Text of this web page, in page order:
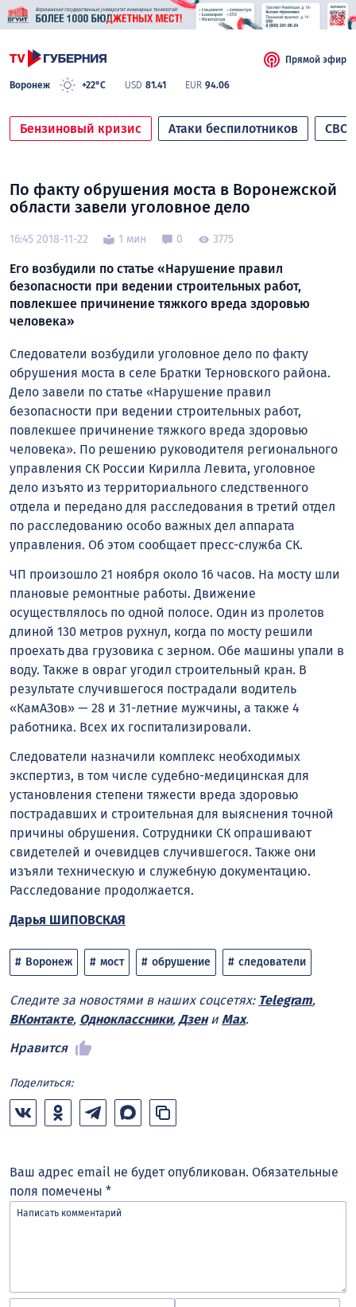
Воронеж +22°C USD 81.41 EUR 94.06
Прямой эфир
Бензиновый кризис Атаки беспилотников СВО
По факту обрушения моста в Воронежской
области завели уголовное дело
16:45 2018-11-22 1 мин 0 3775
Его возбудили по статье «Нарушение правил
безопасности при ведении строительных работ,
повлекшее причинение тяжкого вреда здоровью
человека»
Следователи возбудили уголовное дело по факту
обрушения моста в селе Братки Терновского района.
Дело завели по статье «Нарушение правил
безопасности при ведении строительных работ,
повлекшее причинение тяжкого вреда здоровью
человека». По решению руководителя регионального
управления СК России Кирилла Левита, уголовное
дело изъято из территориального следственного
отдела и передано для расследования в третий отдел
по расследованию особо важных дел аппарата
управления. Об этом сообщает пресс-служба СК.
ЧП произошло 21 ноября около 16 часов. На мосту шли
плановые ремонтные работы. Движение
осуществлялось по одной полосе. Один из пролетов
длиной 130 метров рухнул, когда по мосту решили
проехать два грузовика с зерном. Обе машины упали в
воду. Также в овраг угодил строительный кран. В
результате случившегося пострадали водитель
«КамАЗов» — 28 и 31-летние мужчины, а также 4
работника. Всех их госпитализировали.
Следователи назначили комплекс необходимых
экспертиз, в том числе судебно-медицинская для
установления степени тяжести вреда здоровью
пострадавших и строительная для выяснения точной
причины обрушения. Сотрудники СК опрашивают
свидетелей и очевидцев случившегося. Также они
изъяли техническую и служебную документацию.
Расследование продолжается.
Дарья ШИПОВСКАЯ
Воронеж мост обрушение следователи
Следите за новостями в наших соцсетях: Telegram,
ВКонтакте, Одноклассники, Дзени Max.
Нравится
Поделиться:
Ваш адрес email не будет опубликован. Обязательные
поля помечены *